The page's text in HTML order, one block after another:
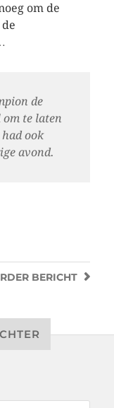
om de
de
om te laten
ook
avond.
BERICHT